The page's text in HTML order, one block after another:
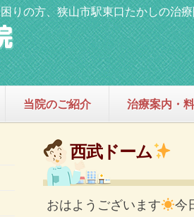
りの方、狭山市駅東口たかしの治
当院のご紹介 治療案内・
西武ドーム
おはようございます
今